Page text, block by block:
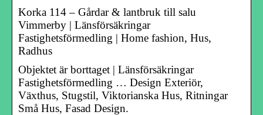
Korka 114 – Gårdar & lantbruk till salu
Vimmerby | Länsförsäkringar
Fastighetsförmedling | Home fashion, Hus,
Radhus
Objektet är borttaget | Länsförsäkringar
Fastighetsförmedling … Design Exteriör,
Växthus, Stugstil, Viktorianska Hus, Ritningar
Små Hus, Fasad Design.